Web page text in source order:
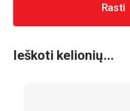
Rasti
Ieškoti kelionių...